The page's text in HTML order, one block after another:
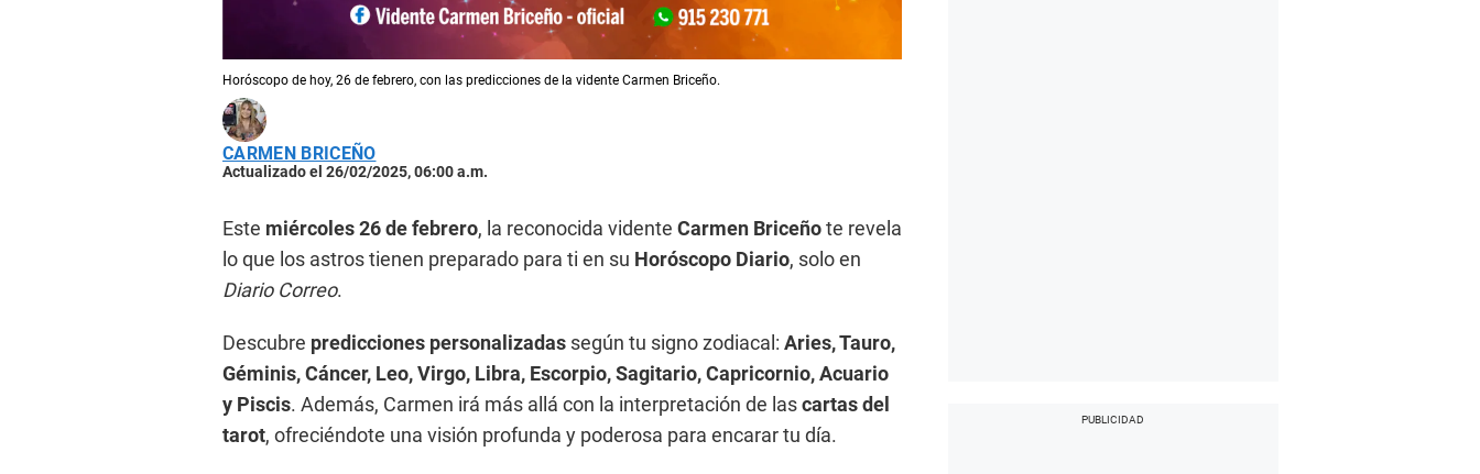
Horóscopo de hoy, 26 de febrero, con las predicciones de la vidente Carmen Briceño.
CARMEN BRICEÑO
Actualizado el 26/02/2025, 06:00 a.m.
Este miércoles 26 de febrero, la reconocida vidente Carmen Briceñote revela
lo que los astros tienen preparado para ti en su Horóscopo Diario, solo en
Diario Correo.
Descubre predicciones personalizadas según tu signo zodiacal: Aries, Tauro,
Géminis, Cáncer, Leo, Virgo, Libra, Escorpio, Sagitario, Capricornio, Acuario
y Piscis. Además, Carmen irá más allá con la interpretación de lascartas del
tarot, ofreciéndote una visión profunda y poderosa para encarar tu día.